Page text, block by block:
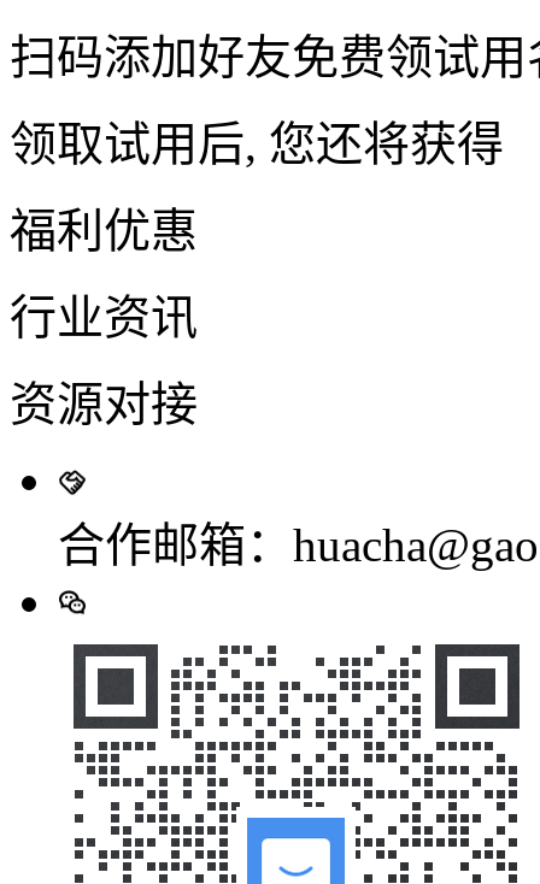
扫码添加好友免费领试用
领取试用后, 您还将获得
福利优惠
行业资讯
资源对接
合作邮箱：